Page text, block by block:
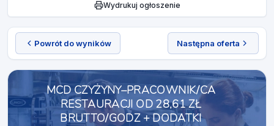
Powrót do wyników Następna oferta
MCD CZYŻYNY–PRACOWNIK/CA
RESTAURACJI OD 28,61 ZŁ
BRUTTO/GODZ + DODATKI
Wydrukuj ogłoszenie